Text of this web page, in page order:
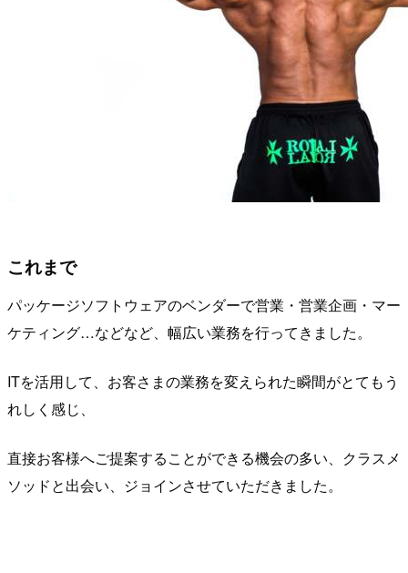
これまで
パッケージソフトウェアのベンダーで営業・営業企画・マー
ケティング…などなど、幅広い業務を行ってきました。
ITを活用して、お客さまの業務を変えられた瞬間がとてもう
れしく感じ、
直接お客様へご提案することができる機会の多い、クラスメ
ソッドと出会い、ジョインさせていただきました。